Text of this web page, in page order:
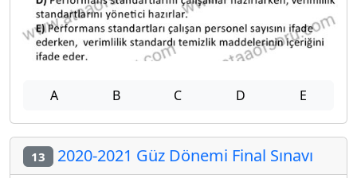
A B C D E
13 2020-2021 Güz Dönemi Final Sınavı